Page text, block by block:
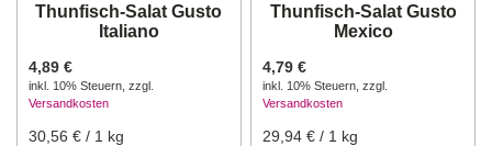
Thunfisch-Salat Gusto
Italiano
4,89 €
inkl. 10% Steuern zzgl.
Versandkosten
30,56 € / 1 kg
Thunfisch-Salat Gusto
Mexico
4,79 €
inkl. 10% Steuern ,zzgl.
Versandkosten
29,94 € / 1 kg